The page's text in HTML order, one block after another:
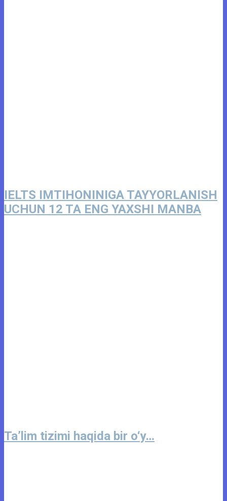
IELTS IMTIHONINIGA TAYYORLANISH
UCHUN 12 TA ENG YAXSHI MANBA
Ta’lim tizimi haqida bir o‘y…